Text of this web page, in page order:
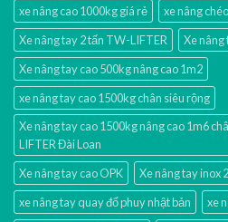
xe nâng cao 1000kg giá rẻ
xe nâng chéo
Xe nâng tay 2 tấn TW-LIFTER
Xe nâng
Xe nâng tay cao 500kg nâng cao 1m2
xe nâng tay cao 1500kg chân siêu rộng
Xe nâng tay cao 1500kg nâng cao 1m6
LIFTER Đài Loan
Xe nâng tay cao OPK
Xe nâng tay inox
xe nâng tay quay đổ phuy nhật bản
xe